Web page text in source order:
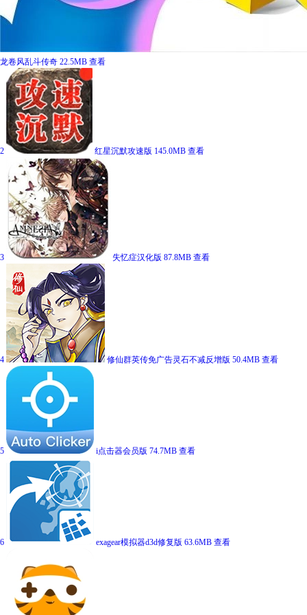
龙卷风乱斗传奇 22.5MB 查看
2 红星沉默攻速版 145.0MB 查看
3 失忆症汉化版 87.8MB 查看
4 修仙群英传免广告灵石不减反增版 50.4MB 查看
5 i点击器会员版 74.7MB 查看
6 exagear模拟器d3d修复版 63.6MB 查看